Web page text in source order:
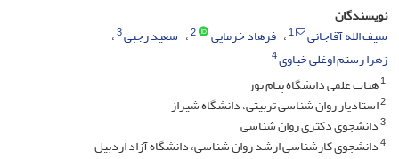
نویسندگان
سیف الله آقاجانی
1 فرهاد خرمایی 2 سعید رجبی3
زهرا رستم اوغلی خیاوی4
1هیات علمی دانشگاه پیام نور
2استادیار روان شناسی تربیتی، دانشگاه شیراز
3دانشجوی دکتری روان شناسی
4دانشجوی کارشناسی ارشد روان شناسی، دانشگاه آزاد اردبیل